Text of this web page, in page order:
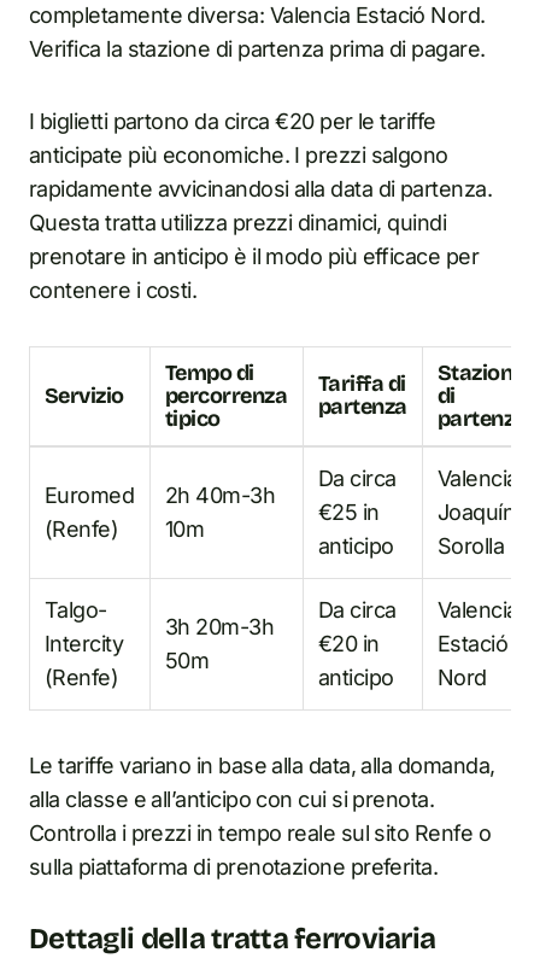
completamente diversa: Valencia Estació Nord.
Verifica la stazione di partenza prima di pagare.
I biglietti partono da circa €20 per le tariffe
anticipate più economiche. I prezzi salgono
rapidamente avvicinandosi alla data di partenza.
Questa tratta utilizza prezzi dinamici, quindi
prenotare in anticipo è il modo più efficace per
contenere i costi.
Servizio
Tempo di
percorrenza
tipico
Tariffa di
partenza
Stazione
di
partenza
Euromed
(Renfe)
2h 40m-3h
10m
Da circa
€25 in
anticipo
Valencia
Joaquín
Sorolla
Talgo-
Intercity
(Renfe)
3h 20m-3h
50m
Da circa
€20 in
anticipo
Valencia
Estació
Nord
Le tariffe variano in base alla data, alla domanda,
alla classe e all’anticipo con cui si prenota.
Controlla i prezzi in tempo reale sul sito Renfe o
sulla piattaforma di prenotazione preferita.
Dettagli della tratta ferroviaria